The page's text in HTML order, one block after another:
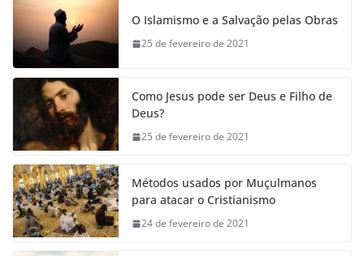
O Islamismo e a Salvação pelas Obras
25 de fevereiro de 2021
Como Jesus pode ser Deus e Filho de
Deus?
25 de fevereiro de 2021
Métodos usados por Muçulmanos
para atacar o Cristianismo
24 de fevereiro de 2021